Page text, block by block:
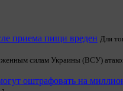
приема пищи вреден Для
силам Украины (ВСУ)
оштрафовать на